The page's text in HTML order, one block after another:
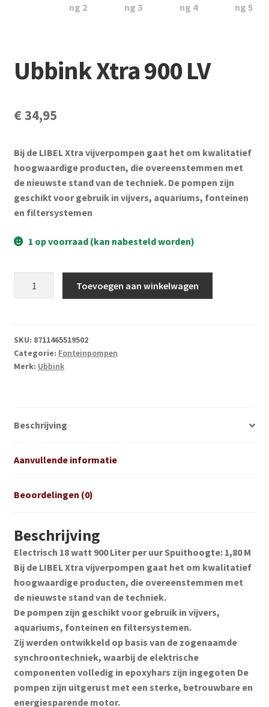
Vijverdecoratie en tuindecoratie
Tuinonderhoud
Partijhandel
Buxus
Ubbink Xtra 900 LV
€34,95
Bij de LIBEL Xtra vijverpompen gaat het om kwalitatief
hoogwaardige producten, die overeenstemmen met
de nieuwste stand van de techniek. De pompen zijn
geschikt voor gebruik in vijvers, aquariums, fonteinen
en filtersystemen
1 op voorraad (kan nabesteld worden)
aantal
Toevoegen aan winkelwagen
SKU: 8711465519502
Categorie: Fonteinpompen
Merk: Ubbink
Beschrijving
Aanvullende informatie
Beoordelingen (0)
Beschrijving
Electrisch 18 watt 900 Liter per uur Spuithoogte: 1,80 M
Bij de LIBEL Xtra vijverpompen gaat het om kwalitatief
hoogwaardige producten, die overeenstemmen met
de nieuwste stand van de techniek.
De pompen zijn geschikt voor gebruik in vijvers,
aquariums, fonteinen en filtersystemen.
Zij werden ontwikkeld op basis van de zogenaamde
synchroontechniek, waarbij de elektrische
componenten volledig in epoxyhars zijn ingegoten De
pompen zijn uitgerust met een sterke, betrouwbare en
energiesparende motor.